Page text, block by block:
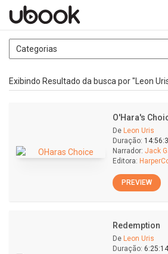
Exibindo Resultado da busca por "Leon
O'Hara's
De Leon Uris
Duração:
Narrador: Jack
Editora:
PREVIEW
Redemption
De Leon Uris
Duração: 6:25:14